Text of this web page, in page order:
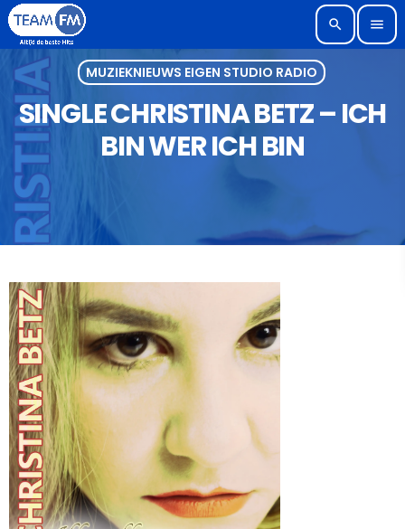
search menu
MUZIEKNIEUWS EIGEN STUDIO RADIO
SINGLE CHRISTINA BETZ – ICH
BIN WER ICH BIN